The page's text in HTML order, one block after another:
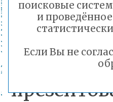
самых
поисковые
и
Если Вы не